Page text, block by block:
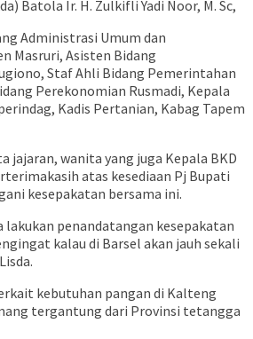
Batola Ir. H. Zulkifli Yadi Noor, M. Sc,
Administrasi Umum dan
Masruri, Asisten Bidang
Staf Ahli Bidang Pemerintahan
Perekonomian Rusmadi, Kepala
Kadis Pertanian, Kabag Tapem
jajaran, wanita yang juga Kepala BKD
atas kesediaan Pj Bupati
kesepakatan bersama ini.
lakukan penandatangan kesepakatan
kalau di Barsel akan jauh sekali
kebutuhan pangan di Kalteng
tergantung dari Provinsi tetangga